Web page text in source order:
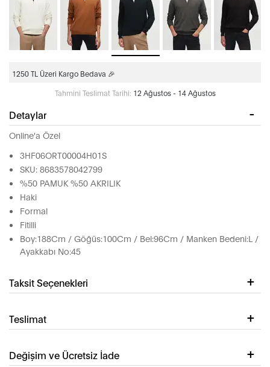
1250 TL Üzeri Kargo Bedava 🎉
Tahmini Teslimat Tarihi: 12 Ağustos - 14 Ağustos
Detaylar
Online'a Özel
3HF06ORT00004H01S
SKU: 8683578042799
%50 PAMUK %50 AKRILIK
Haki
Formal
Fitilli
Boy:188Cm / Göğüs:100Cm / Bel:96Cm / Manken Bedeni:L /
Ayakkabı No:45
Taksit Seçenekleri
Teslimat
Değişim ve Ücretsiz İade